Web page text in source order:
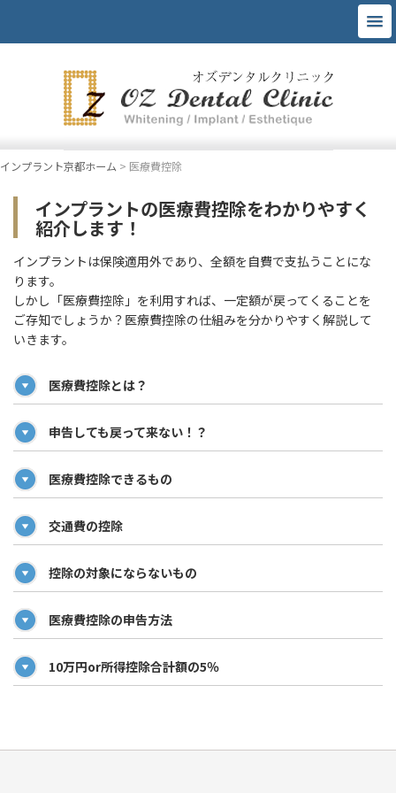
インプラント京都ホーム > 医療費控除
インプラントの医療費控除をわかりやすく
紹介します！
インプラントは保険適用外であり、全額を自費で支払うことにな
ります。
しかし「医療費控除」を利用すれば、一定額が戻ってくることを
ご存知でしょうか？医療費控除の仕組みを分かりやすく解説して
いきます。
医療費控除とは？
申告しても戻って来ない！？
医療費控除できるもの
交通費の控除
控除の対象にならないもの
医療費控除の申告方法
10万円or所得控除合計額の5％